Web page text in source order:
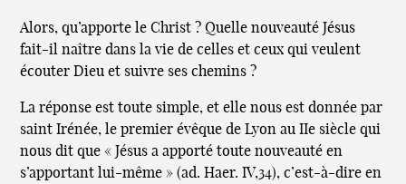
Alors, qu’apporte le Christ ? Quelle nouveauté Jésus
fait-il naître dans la vie de celles et ceux qui veulent
écouter Dieu et suivre ses chemins ?
La réponse est toute simple, et elle nous est donnée par
saint Irénée, le premier évêque de Lyon au IIe siècle qui
nous dit que « Jésus a apporté toute nouveauté en
s’apportant lui-même » (ad. Haer. IV,34), c’est-à-dire en